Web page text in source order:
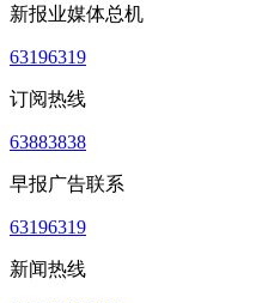
新报业媒体总机
63196319
订阅热线
63883838
早报广告联系
63196319
新闻热线